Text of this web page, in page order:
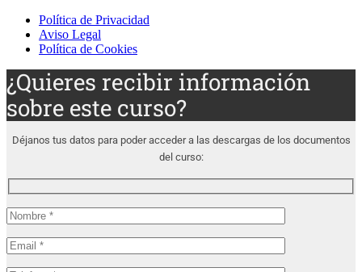
Política de Privacidad
Aviso Legal
Política de Cookies
¿Quieres recibir información
sobre este curso?
Déjanos tus datos para poder acceder a las descargas de los documentos
del curso: